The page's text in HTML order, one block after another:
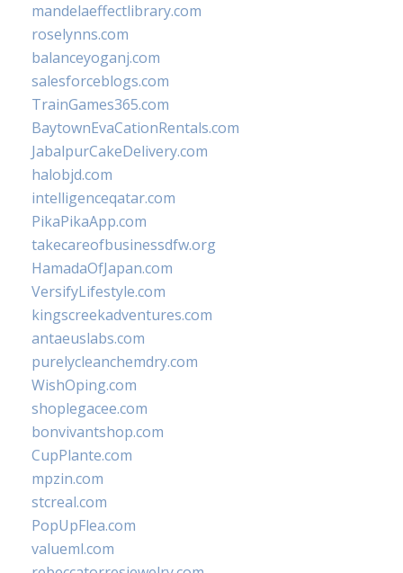
mandelaeffectlibrary.com
roselynns.com
balanceyoganj.com
salesforceblogs.com
TrainGames365.com
BaytownEvaCationRentals.com
JabalpurCakeDelivery.com
halobjd.com
intelligenceqatar.com
PikaPikaApp.com
takecareofbusinessdfw.org
HamadaOfJapan.com
VersifyLifestyle.com
kingscreekadventures.com
antaeuslabs.com
purelycleanchemdry.com
WishOping.com
shoplegacee.com
bonvivantshop.com
CupPlante.com
mpzin.com
stcreal.com
PopUpFlea.com
valueml.com